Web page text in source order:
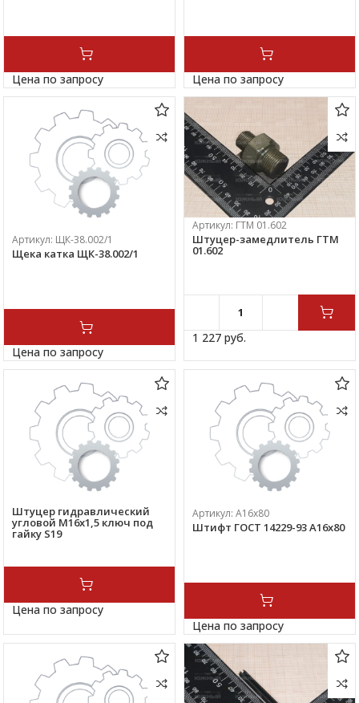
Цена по запросу Цена по запросу
Артикул: ЩК-38.002/1
Щека катка ЩК-38.002/1
Цена по запросу
Артикул: ГТМ 01.602
Штуцер-замедлитель ГТМ
01.602
1 227 руб.
Штуцер гидравлический
угловой М16х1,5 ключ под
гайку S19
Цена по запросу
Артикул: А16х80
Штифт ГОСТ 14229-93 А16х80
Цена по запросу